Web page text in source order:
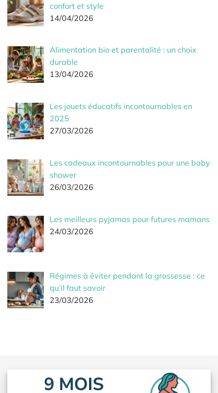
confort et style
14/04/2026
Alimentation bio et parentalité : un choix
durable
13/04/2026
Les jouets éducatifs incontournables en
2025
27/03/2026
Les cadeaux incontournables pour une baby
shower
26/03/2026
Les meilleurs pyjamas pour futures mamans
24/03/2026
Régimes à éviter pendant la grossesse : ce
qu’il faut savoir
23/03/2026